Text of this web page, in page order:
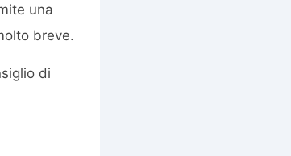
una
breve.
di